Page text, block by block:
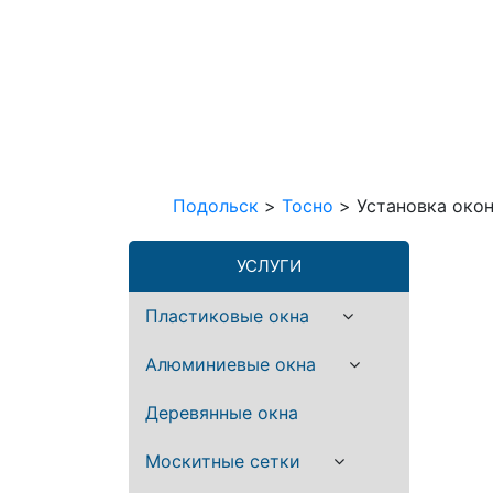
Подольск > Тосно > Установка окон
УСЛУГИ
Пластиковые окна
Алюминиевые окна
Деревянные окна
Москитные сетки